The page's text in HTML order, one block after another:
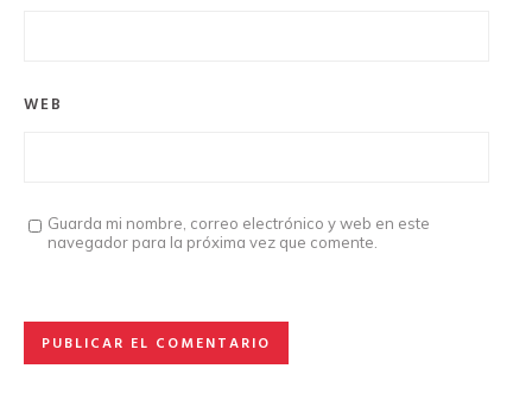
WEB
Guarda mi nombre, correo electrónico y web en este
navegador para la próxima vez que comente.